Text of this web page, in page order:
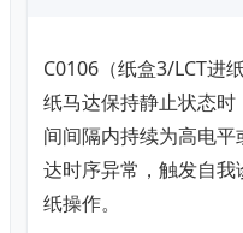
C0106（纸盒3/LCT进
纸马达保持静止状态
间间隔内持续为高电平
达时序异常，触发自
纸操作。